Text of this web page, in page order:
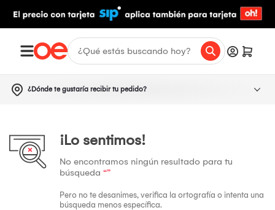
¿Dónde te gustaría recibir tu pedido?
¡Lo sentimos!
No encontramos ningún resultado para tu
búsqueda “”
Pero no te desanimes, verifica la ortografía o intenta una
búsqueda menos específica.